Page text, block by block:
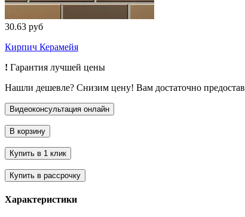
30.63 руб
Кирпич Керамейя
! Гарантия лучшей цены
Нашли дешевле? Снизим цену! Вам достаточно
Характеристики